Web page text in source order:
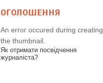
ОГОЛОШЕННЯ
An error occured during creating
the thumbnail.
Як отримати посвідчення
журналіста?